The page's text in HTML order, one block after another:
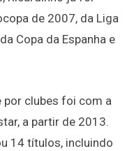
de 2007, da Liga
Copa da Espanha e
por clubes foi com a
a partir de 2013.
14 títulos, incluindo